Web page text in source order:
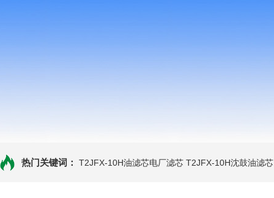
热门关键词： T2JFX-10H油滤芯电厂滤芯 T2JFX-10H沈鼓油滤芯